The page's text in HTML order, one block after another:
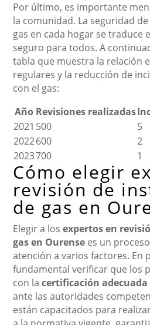
Por último, es importante
la comunidad. La seguridad
gas en cada hogar se traduce
seguro para todos. A
tabla que muestra la relación
regulares y la reducción de
con el gas:
Año Revisiones realizadas
2021 500
5
2022600
2
2023700 1
Cómo elegir
revisión de
de gas en
Elegir a losexpertos en
gas en Ourense es un
atención a varios factores. En
fundamental verificar que los
con lacertificación adecuada
ante las autoridades
están capacitados para